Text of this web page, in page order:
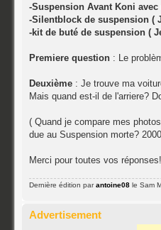
-Suspension Avant Koni avec
-Silentblock de suspension (
-kit de buté de suspension (
Premiere question : Le
Deuxième : Je trouve ma
Mais quand est-il de l'arriere?
( Quand je compare mes
due au Suspension morte?
Merci pour toutes vos réponses!
Dernière édition parantoine08 le Sam
Advertisement